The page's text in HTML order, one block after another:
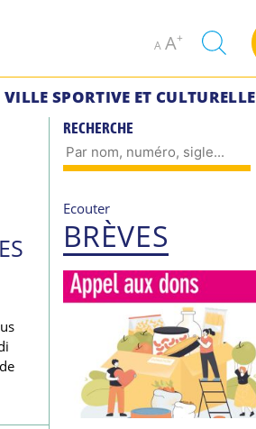
A
Decrease
font
AIncrease
size.
VILLE SPORTIVE ET CULTURELLE
RECHERCHE
Ecouter
BRÈVES